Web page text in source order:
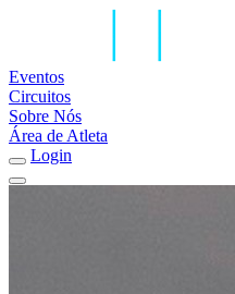
Eventos
Circuitos
Sobre Nós
Área de Atleta
Login